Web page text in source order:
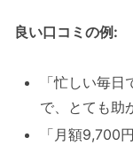
良い口コミの例:
「忙しい毎
で、とても助
「月額9,700